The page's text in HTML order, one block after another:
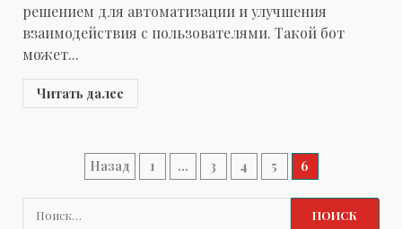
решением для автоматизации и улучшения
взаимодействия с пользователями. Такой бот
может...
Читать далее
Пагинация
записей
Назад 1 … 3 4 5 6